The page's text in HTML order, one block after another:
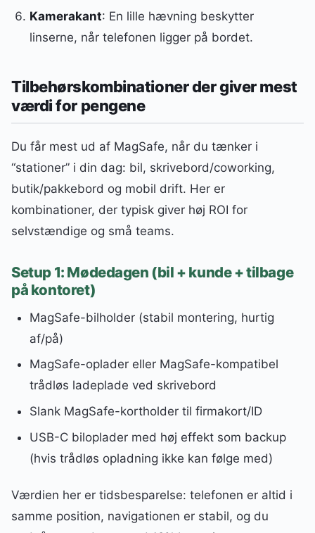
Kamerakant: En lille hævning beskytter
linserne, når telefonen ligger på bordet.
Tilbehørskombinationer der giver mest
værdi for pengene
Du får mest ud af MagSafe, når du tænker i
“stationer” i din dag: bil, skrivebord/coworking,
butik/pakkebord og mobil drift. Her er
kombinationer, der typisk giver høj ROI for
selvstændige og små teams.
Setup 1: Mødedagen (bil + kunde + tilbage
på kontoret)
MagSafe-bilholder (stabil montering, hurtig
af/på)
MagSafe-oplader eller MagSafe-kompatibel
trådløs ladeplade ved skrivebord
Slank MagSafe-kortholder til firmakort/ID
USB-C biloplader med høj effekt som backup
(hvis trådløs opladning ikke kan følge med)
Værdien her er tidsbesparelse: telefonen er altid i
samme position, navigationen er stabil, og du